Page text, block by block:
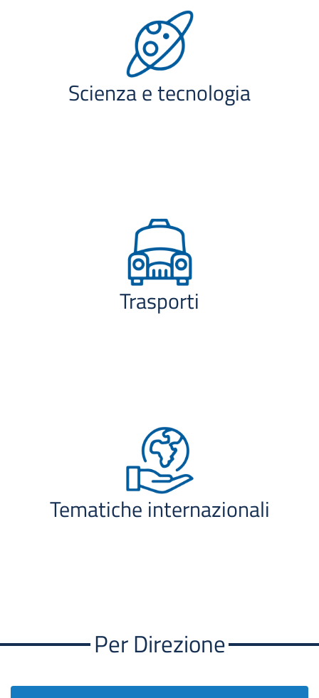
Scienza e tecnologia
Trasporti
Tematiche internazionali
Per Direzione